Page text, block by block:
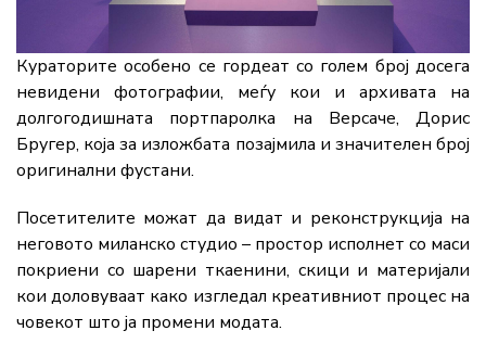
Кураторите особено се гордеат со голем број досега
невидени фотографии, меѓу кои и архивата на
долгогодишната портпаролка на Версаче, Дорис
Бругер, која за изложбата позајмила и значителен број
оригинални фустани.
Посетителите можат да видат и реконструкција на
неговото миланско студио – простор исполнет со маси
покриени со шарени ткаенини, скици и материјали
кои доловуваат како изгледал креативниот процес на
човекот што ја промени модата.